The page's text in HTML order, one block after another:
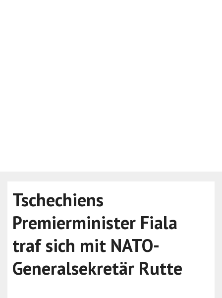
Tschechiens
Premierminister Fiala
traf sich mit NATO-
Generalsekretär Rutte